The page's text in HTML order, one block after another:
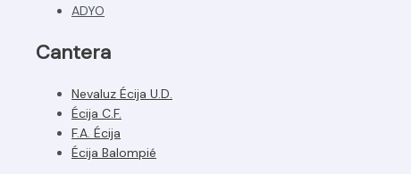
ADYO
Cantera
Nevaluz Écija U.D.
Écija C.F.
F.A. Écija
Écija Balompié